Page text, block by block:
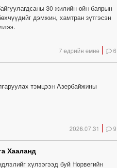
30 жилийн ойн баярын
дэмжин, хамтран зүтгэсэн
7 өдрийн өмнө 6
тэмцээн Азербайжины
2026.07.31 9
Хааланд
хүлээгээд буй Норвегийн